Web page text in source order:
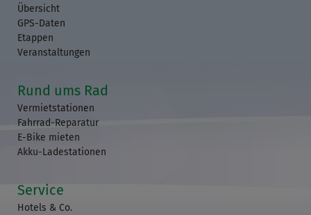
Übersicht
GPS-Daten
Etappen
Veranstaltungen
Rund ums Rad
Vermietstationen
Fahrrad-Reparatur
E-Bike mieten
Akku-Ladestationen
Service
Hotels & Co.